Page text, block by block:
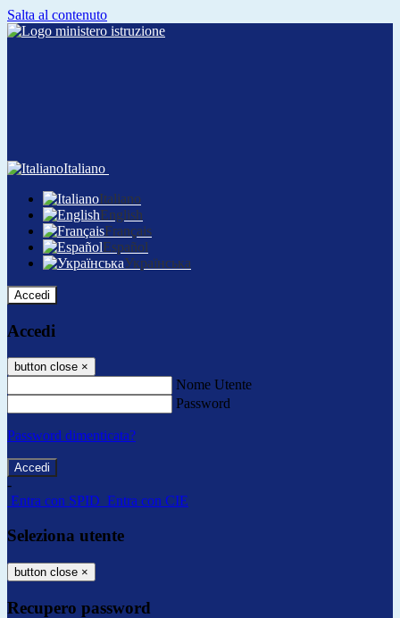
Salta al contenuto
Italiano
Italiano
English
Français
Español
Українська
Accedi
Accedi
button close ×
Nome Utente
Password
Password dimenticata?
-
Entra con SPID Entra con CIE
Seleziona utente
button close ×
Recupero password